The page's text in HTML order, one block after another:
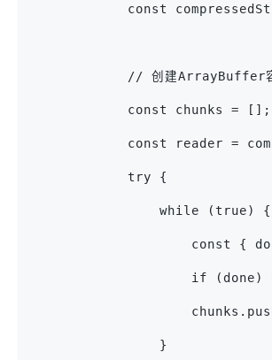
const
// 创建ArrayBuffer容
            const chunks = [];
const reader =
            try {
                while (true) {
const {
if (done)
                }